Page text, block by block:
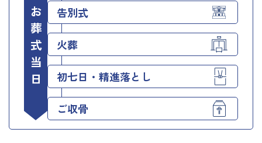
お葬式当日 告別式
火葬
初七日・精進落とし
ご収骨